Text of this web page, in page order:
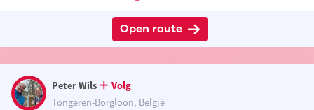
Open route
Peter Wils
Volg
Tongeren-Borgloon, België